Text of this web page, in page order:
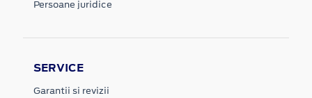
Persoane juridice
SERVICE
Garantii si revizii